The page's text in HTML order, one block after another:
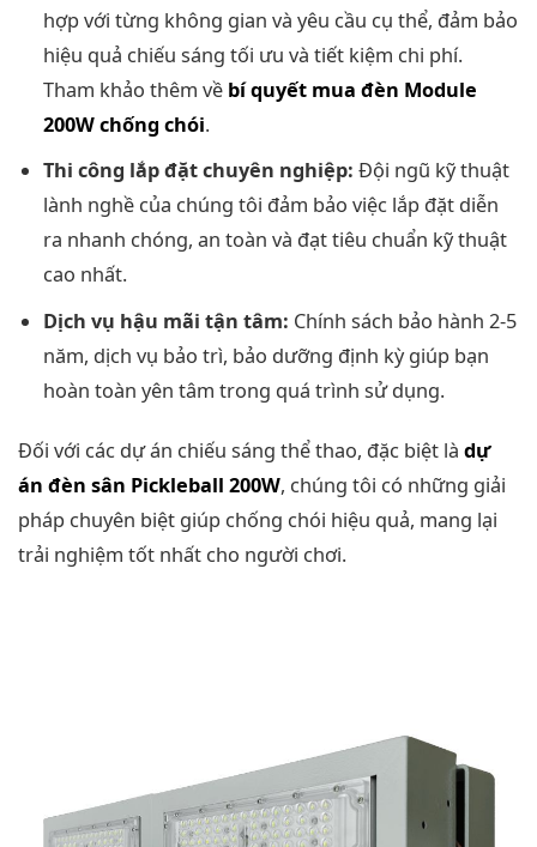
hợp với từng không gian và yêu cầu cụ thể, đảm bảo
hiệu quả chiếu sáng tối ưu và tiết kiệm chi phí.
Tham khảo thêm về bí quyết mua đèn Module
200W chống chói.
Thi công lắp đặt chuyên nghiệp: Đội ngũ kỹ thuật
lành nghề của chúng tôi đảm bảo việc lắp đặt diễn
ra nhanh chóng, an toàn và đạt tiêu chuẩn kỹ thuật
cao nhất.
Dịch vụ hậu mãi tận tâm: Chính sách bảo hành 2-5
năm, dịch vụ bảo trì, bảo dưỡng định kỳ giúp bạn
hoàn toàn yên tâm trong quá trình sử dụng.
Đối với các dự án chiếu sáng thể thao, đặc biệt là dự
án đèn sân Pickleball 200W, chúng tôi có những giải
pháp chuyên biệt giúp chống chói hiệu quả, mang lại
trải nghiệm tốt nhất cho người chơi.